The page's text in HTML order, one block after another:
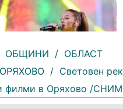
142 | 2026-08-05 09:30:06
посрещна с бурни
ОБЩИНИ / ОБЛАСТ
ОРЯХОВО / Световен
филми в Оряхово /